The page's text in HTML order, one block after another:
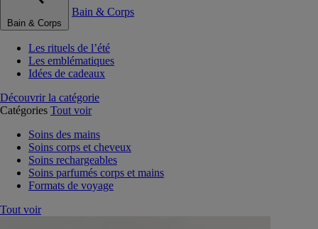
Bain & Corps
Bain & Corps
Les rituels de l’été
Les emblématiques
Idées de cadeaux
Découvrir la catégorie
Catégories Tout voir
Soins des mains
Soins corps et cheveux
Soins rechargeables
Soins parfumés corps et mains
Formats de voyage
Tout voir